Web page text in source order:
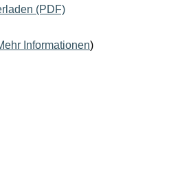
(PDF)
Informationen)